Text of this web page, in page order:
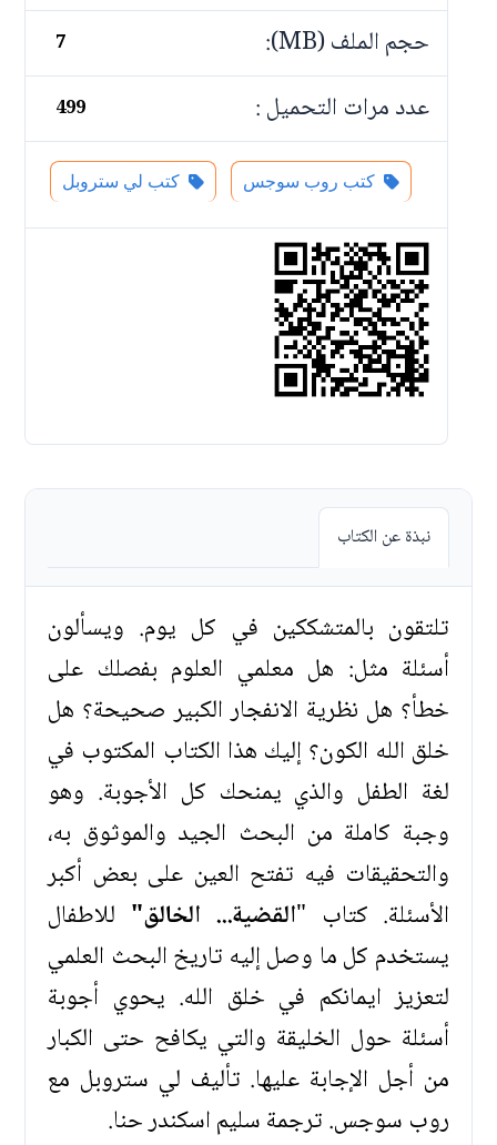
حجم الملف (MB): 7
عدد مرات التحميل : 499
كتب روب سوجس كتب لي ستروبل
نبذة عن الكتاب
تلتقون بالمتشككين في كل يوم. ويسألون
أسئلة مثل: هل معلمي العلوم بفصلك على
خطأ؟ هل نظرية الانفجار الكبير صحيحة؟ هل
خلق الله الكون؟ إليك هذا الكتاب المكتوب في
لغة الطفل والذي يمنحك كل الأجوبة. وهو
وجبة كاملة من البحث الجيد والموثوق به،
والتحقيقات فيه تفتح العين على بعض أكبر
الأسئلة. كتاب "القضية... الخالق" للاطفال
يستخدم كل ما وصل إليه تاريخ البحث العلمي
لتعزيز ايمانكم في خلق الله. يحوي أجوبة
أسئلة حول الخليقة والتي يكافح حتى الكبار
من أجل الإجابة عليها. تأليف لي ستروبل مع
روب سوجس. ترجمة سليم اسكندر حنا.